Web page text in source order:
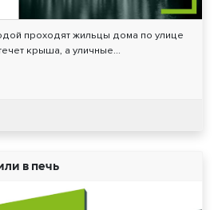
проходят жильцы дома по улице
крыша, а уличные...
в печь